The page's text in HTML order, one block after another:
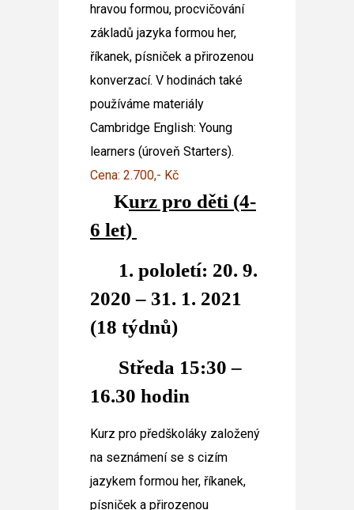
hravou formou, procvičování
základů jazyka formou her,
říkanek, písniček a přirozenou
konverzací. V hodinách také
používáme materiály
Cambridge English: Young
learners (úroveň Starters).
Cena: 2.700,- Kč
Kurz pro děti (4-
6 let)
1. pololetí: 20. 9.
2020 – 31. 1. 2021
(18 týdnů)
Středa 15:30 –
16.30 hodin
Kurz pro předškoláky založený
na seznámení se s cizím
jazykem formou her, říkanek,
písniček a přirozenou